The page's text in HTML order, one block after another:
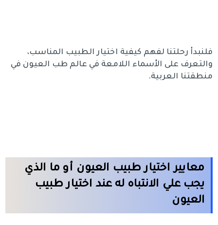
فلنبدأ رحلتنا لفهم كيفية اختيار الطبيب المناسب،
والتعرف على الأسماء اللامعة في عالم طب العيون في
منطقتنا العربية.
معايير اختيار طبيب العيون أو ما الذي
يجب علي الانتباه له عند اختيار طبيب
العيون